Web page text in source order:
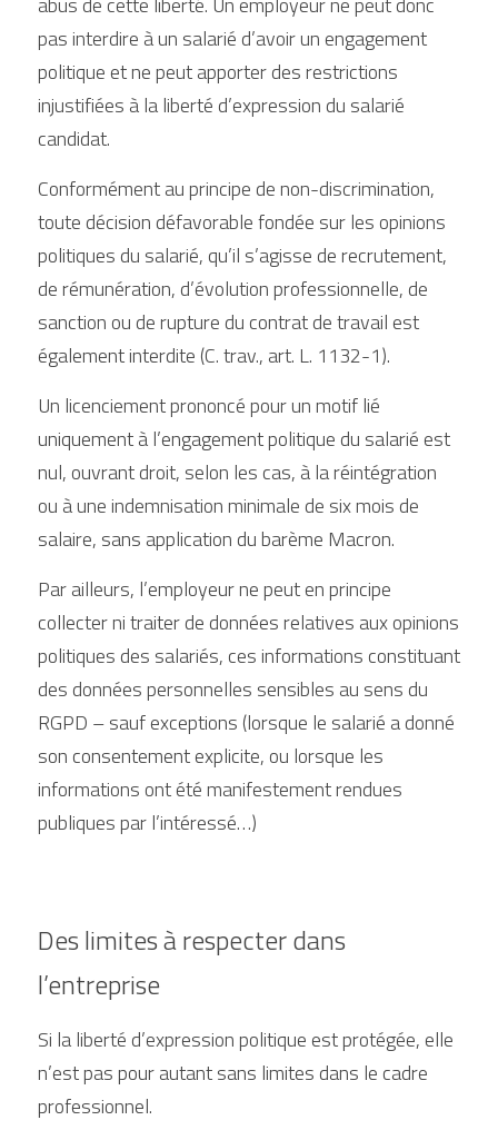
pas interdire à un salarié d’avoir un engagement
politique et ne peut apporter des restrictions
injustifiées à la liberté d’expression du salarié
candidat.
Conformément au principe de non-discrimination,
toute décision défavorable fondée sur les opinions
politiques du salarié, qu’il s’agisse de recrutement,
de rémunération, d’évolution professionnelle, de
sanction ou de rupture du contrat de travail est
également interdite (C. trav., art. L. 1132-1).
Un licenciement prononcé pour un motif lié
uniquement à l’engagement politique du salarié est
nul, ouvrant droit, selon les cas, à la réintégration
ou à une indemnisation minimale de six mois de
salaire, sans application du barème Macron.
Par ailleurs, l’employeur ne peut en principe
collecter ni traiter de données relatives aux opinions
politiques des salariés, ces informations constituant
des données personnelles sensibles au sens du
RGPD – sauf exceptions (lorsque le salarié a donné
son consentement explicite, ou lorsque les
informations ont été manifestement rendues
publiques par l’intéressé…)
Des limites à respecter dans
l’entreprise
Si la liberté d’expression politique est protégée, elle
n’est pas pour autant sans limites dans le cadre
professionnel.